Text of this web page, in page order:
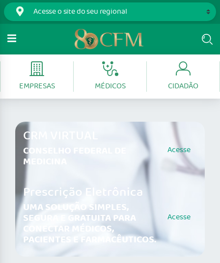
EMPRESAS MÉDICOS CIDADÃO
CRM VIRTUAL
CONSELHO FEDERAL DE
MEDICINA
Acesse
Prescrição Eletrônica
UMA SOLUÇÃO SIMPLES,
SEGURA E GRATUITA PARA
CONECTAR MÉDICOS,
PACIENTES E FARMACÊUTICOS.
Acesse